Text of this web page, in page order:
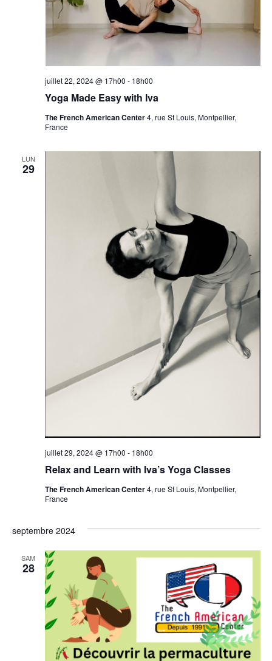
Yoga Made Easy with Iva
juillet 22, 2024 @ 17h00 - 18h00
The French American Center4, rue St Louis, Montpellier,
France
LUN
29
Relax and Learn with Iva’s Yoga Classes
juillet 29, 2024 @ 17h00 - 18h00
The French American Center4, rue St Louis, Montpellier,
France
septembre 2024
SAM
28